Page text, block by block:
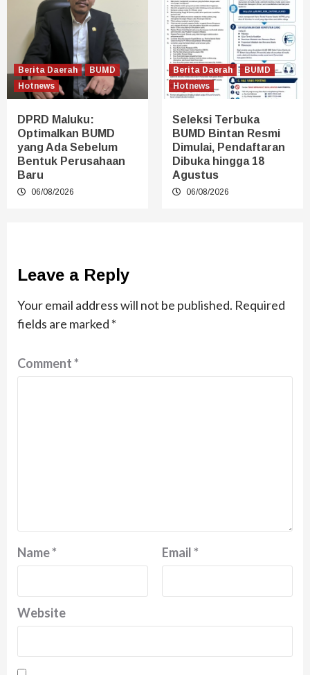
Berita Daerah
BUMD
Hotnews
DPRD Maluku:
Optimalkan BUMD
yang Ada Sebelum
Bentuk Perusahaan
Baru
06/08/2026
Berita Daerah
BUMD
Hotnews
Seleksi Terbuka
BUMD Bintan Resmi
Dimulai, Pendaftaran
Dibuka hingga 18
Agustus
06/08/2026
Leave a Reply
Your email address will not be published. Required
fields are marked *
Comment*
Name* Email*
Website